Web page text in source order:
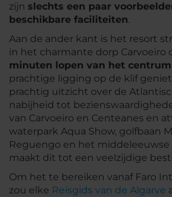
zijn slechts een paar
beschikbare faciliteiten.
Aan de ander kant is het resort
in het charmante dorp Carvoeiro
minuten lopen van het centrum
prachtige ligging op de klif
prachtig uitzicht over de
nabijheid tot
van Carvoeiro en Centeanes en
waterpark Aqua Show, golfbaan
Reguengo en het middeleeuwse
maakt dit tot een veelzijdige
Om het te bereiken vanaf Faro
zou elke Reisgids van de Algarve